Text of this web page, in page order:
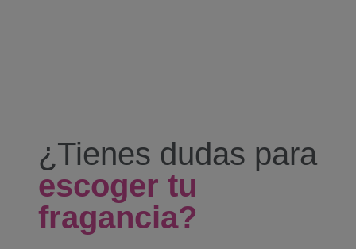
¿Tienes dudas para
escoger tu
fragancia?